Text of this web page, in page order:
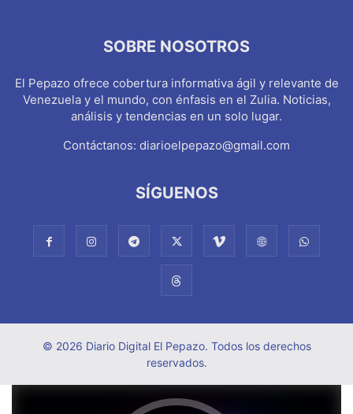
SOBRE NOSOTROS
El Pepazo ofrece cobertura informativa ágil y relevante de
Venezuela y el mundo, con énfasis en el Zulia. Noticias,
análisis y tendencias en un solo lugar.
Contáctanos: diarioelpepazo@gmail.com
SÍGUENOS
© 2026 Diario Digital El Pepazo. Todos los derechos
reservados.